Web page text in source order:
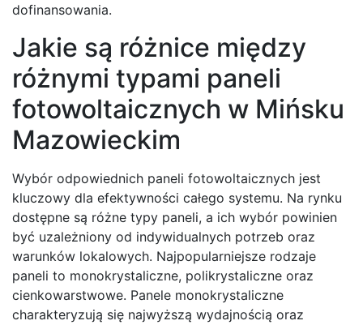
dofinansowania.
Jakie są różnice między
różnymi typami paneli
fotowoltaicznych w Mińsku
Mazowieckim
Wybór odpowiednich paneli fotowoltaicznych jest
kluczowy dla efektywności całego systemu. Na rynku
dostępne są różne typy paneli, a ich wybór powinien
być uzależniony od indywidualnych potrzeb oraz
warunków lokalowych. Najpopularniejsze rodzaje
paneli to monokrystaliczne, polikrystaliczne oraz
cienkowarstwowe. Panele monokrystaliczne
charakteryzują się najwyższą wydajnością oraz